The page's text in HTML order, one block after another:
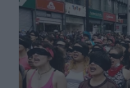
Zilei